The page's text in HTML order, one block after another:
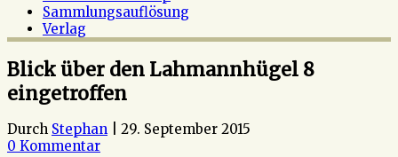
Sammlungsauflösung
Verlag
Blick über den Lahmannhügel 8
eingetroffen
Durch Stephan
29. September 2015
0 Kommentar